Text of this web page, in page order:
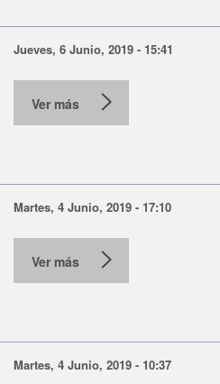
Jueves, 6 Junio, 2019 - 15:41
Ver más
Martes, 4 Junio, 2019 - 17:10
Ver más
Martes, 4 Junio, 2019 - 10:37